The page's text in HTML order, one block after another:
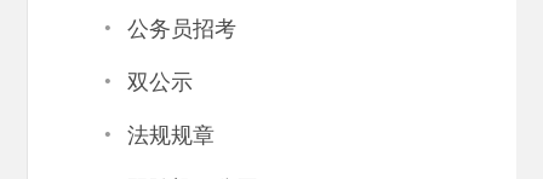
· 公务员招考
· 双公示
· 法规规章